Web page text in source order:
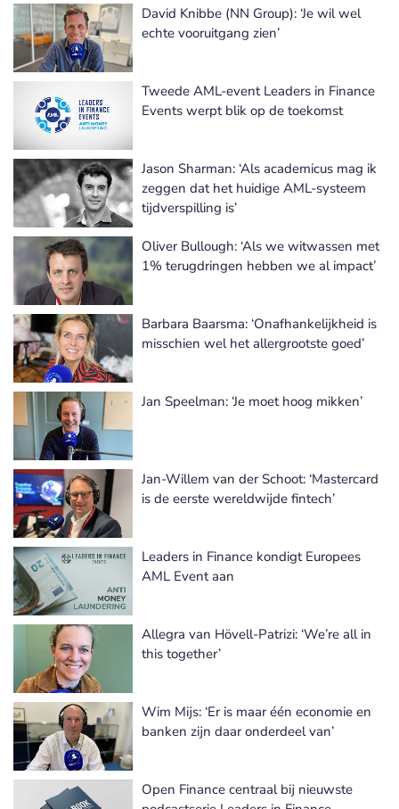
David Knibbe (NN Group): ‘Je wil wel
echte vooruitgang zien’
Tweede AML-event Leaders in Finance
Events werpt blik op de toekomst
Jason Sharman: ‘Als academicus mag ik
zeggen dat het huidige AML-systeem
tijdverspilling is’
Oliver Bullough: ‘Als we witwassen met
1% terugdringen hebben we al impact’
Barbara Baarsma: ‘Onafhankelijkheid is
misschien wel het allergrootste goed’
Jan Speelman: ‘Je moet hoog mikken’
Jan-Willem van der Schoot: ‘Mastercard
is de eerste wereldwijde fintech’
Leaders in Finance kondigt Europees
AML Event aan
Allegra van Hövell-Patrizi: ‘We’re all in
this together’
Wim Mijs: ‘Er is maar één economie en
banken zijn daar onderdeel van’
Open Finance centraal bij nieuwste